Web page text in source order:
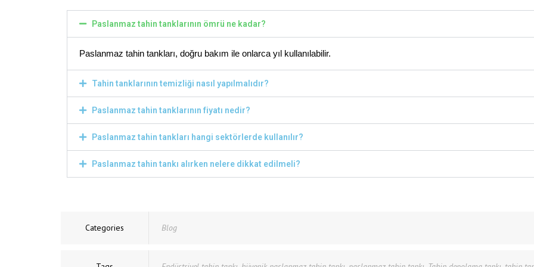
Paslanmaz tahin tanklarının ömrü ne kadar?
Paslanmaz tahin tankları, doğru bakım ile onlarca yıl kullanılabilir.
Tahin tanklarının temizliği nasıl yapılmalıdır?
Paslanmaz tahin tanklarının fiyatı nedir?
Paslanmaz tahin tankları hangi sektörlerde kullanılır?
Paslanmaz tahin tankı alırken nelere dikkat edilmeli?
Categories Blog